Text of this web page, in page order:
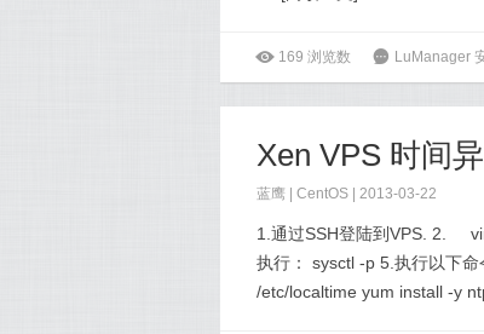
ė 169 浏览数 6 LuManager
Xen VPS 时间
蓝鹰 | CentOS | 2013-03-22
1.通过SSH登陆到VPS. 2.
执行： sysctl -p 5.执行以下
/etc/localtime yum install -y